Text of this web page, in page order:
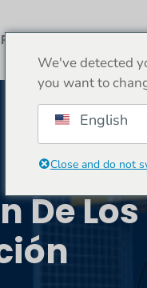
De
We've detected
you want to
English
Close and do not